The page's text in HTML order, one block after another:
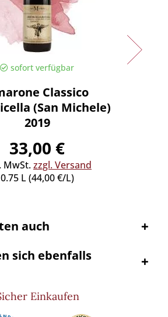
sofort verfügbar
Classico
(San Michele)
2019
33,00 €
MwSt.zzgl. Versand
0.75 L (44,00 €/L)
auch
sich ebenfalls
Einkaufen